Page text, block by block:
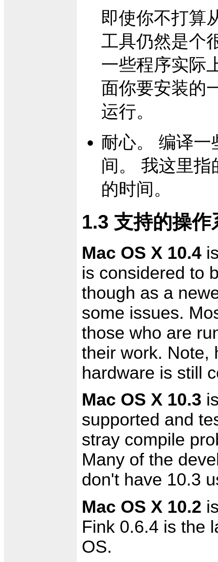
即使你不打算
工具仍然是个
一些程序实际
面你要安装的
运行。
耐心。 编译一
间。 我这里
的时间。
1.3 支持的操作
Mac OS X 10.4
is considered to
though as a
some issues.
those who are
their work. Note,
hardware is still
Mac OS X 10.3
supported and
stray compile
Many of the
don't have 10.3
Mac OS X 10.2
Fink 0.6.4 is the
OS.